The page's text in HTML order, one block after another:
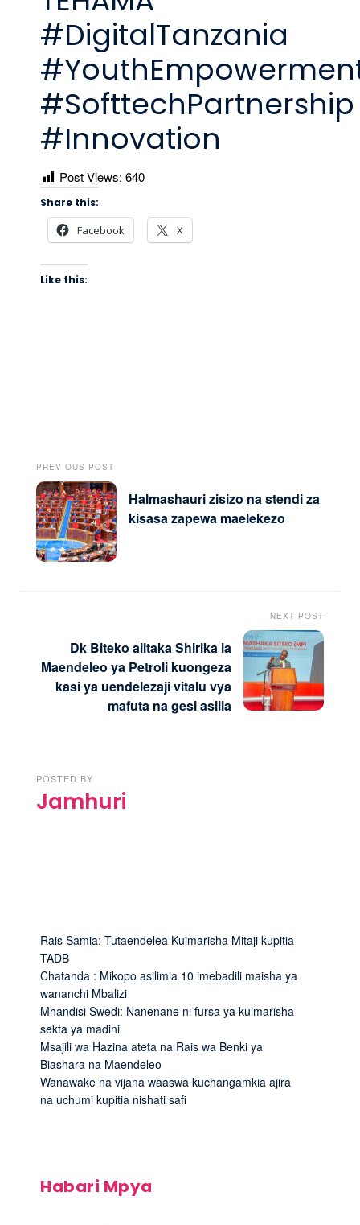
#DigitalTanzania
#SofttechPartnership
#Innovation
Post Views: 640
Share this:
Facebook X
Like this:
PREVIOUS POST
Halmashauri zisizo na stendi za
kisasa zapewa maelekezo
NEXT POST
Dk Biteko alitaka Shirika la
Maendeleo ya Petroli kuongeza
kasi ya uendelezaji vitalu vya
mafuta na gesi asilia
POSTED BY
Jamhuri
Rais Samia: Tutaendelea Kuimarisha Mitaji kupitia
TADB
Chatanda : Mikopo asilimia 10 imebadili maisha ya
wananchi Mbalizi
Mhandisi Swedi: Nanenane ni fursa ya kuimarisha
sekta ya madini
Msajili wa Hazina ateta na Rais wa Benki ya
Biashara na Maendeleo
Wanawake na vijana waaswa kuchangamkia ajira
na uchumi kupitia nishati safi
Habari Mpya